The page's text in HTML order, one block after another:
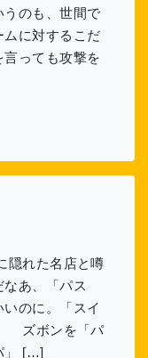
うのも、世間で
に対するこだ
っても攻撃を
れた名店と噂
なあ、「パス
のに。「スイ
ズボンを「パ
」 […]